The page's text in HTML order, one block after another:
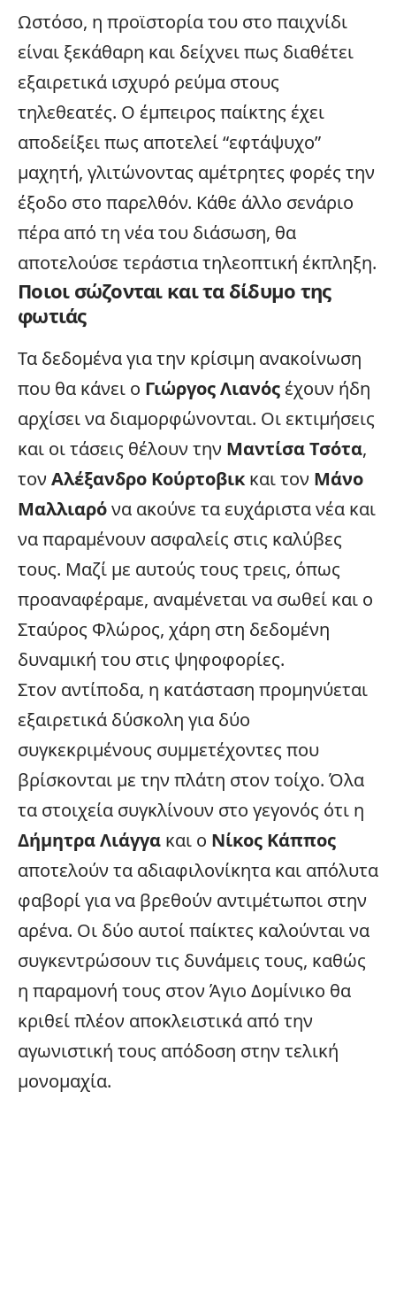
Ωστόσο, η προϊστορία του στο παιχνίδι
είναι ξεκάθαρη και δείχνει πως διαθέτει
εξαιρετικά ισχυρό ρεύμα στους
τηλεθεατές. Ο έμπειρος παίκτης έχει
αποδείξει πως αποτελεί “εφτάψυχο”
μαχητή, γλιτώνοντας αμέτρητες φορές την
έξοδο στο παρελθόν. Κάθε άλλο σενάριο
πέρα από τη νέα του διάσωση, θα
αποτελούσε τεράστια τηλεοπτική έκπληξη.
Ποιοι σώζονται και τα δίδυμο της
φωτιάς
Τα δεδομένα για την κρίσιμη ανακοίνωση
που θα κάνει ο Γιώργος Λιανός έχουν ήδη
αρχίσει να διαμορφώνονται. Οι εκτιμήσεις
και οι τάσεις θέλουν την Μαντίσα Τσότα,
τον Αλέξανδρο Κούρτοβικ και τον Μάνο
Μαλλιαρόνα ακούνε τα ευχάριστα νέα και
να παραμένουν ασφαλείς στις καλύβες
τους. Μαζί με αυτούς τους τρεις, όπως
προαναφέραμε, αναμένεται να σωθεί και ο
Σταύρος Φλώρος, χάρη στη δεδομένη
δυναμική του στις ψηφοφορίες.
Στον αντίποδα, η κατάσταση προμηνύεται
εξαιρετικά δύσκολη για δύο
συγκεκριμένους συμμετέχοντες που
βρίσκονται με την πλάτη στον τοίχο. Όλα
τα στοιχεία συγκλίνουν στο γεγονός ότι η
Δήμητρα Λιάγγα και ο Νίκος Κάππος
αποτελούν τα αδιαφιλονίκητα και απόλυτα
φαβορί για να βρεθούν αντιμέτωποι στην
αρένα. Οι δύο αυτοί παίκτες καλούνται να
συγκεντρώσουν τις δυνάμεις τους, καθώς
η παραμονή τους στον Άγιο Δομίνικο θα
κριθεί πλέον αποκλειστικά από την
αγωνιστική τους απόδοση στην τελική
μονομαχία.